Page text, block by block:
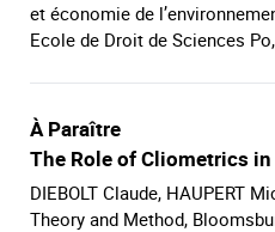
et économie de
Ecole de Droit de Sciences
À Paraître
The Role of Cliometrics
DIEBOLT Claude, HAUPERT
Theory and Method,